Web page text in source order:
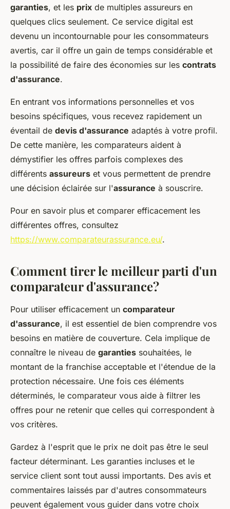
garanties, et les prix de multiples assureurs en
quelques clics seulement. Ce service digital est
devenu un incontournable pour les consommateurs
avertis, car il offre un gain de temps considérable et
la possibilité de faire des économies sur les contrats
d'assurance.
En entrant vos informations personnelles et vos
besoins spécifiques, vous recevez rapidement un
éventail de devis d'assurance adaptés à votre profil.
De cette manière, les comparateurs aident à
démystifier les offres parfois complexes des
différents assureurs et vous permettent de prendre
une décision éclairée sur l'assurance à souscrire.
Pour en savoir plus et comparer efficacement les
différentes offres, consultez
https://www.comparateurassurance.eu/.
Comment tirer le meilleur parti d'un
comparateur d'assurance?
Pour utiliser efficacement un comparateur
d'assurance, il est essentiel de bien comprendre vos
besoins en matière de couverture. Cela implique de
connaître le niveau de garanties souhaitées, le
montant de la franchise acceptable et l'étendue de la
protection nécessaire. Une fois ces éléments
déterminés, le comparateur vous aide à filtrer les
offres pour ne retenir que celles qui correspondent à
vos critères.
Gardez à l'esprit que le prix ne doit pas être le seul
facteur déterminant. Les garanties incluses et le
service client sont tout aussi importants. Des avis et
commentaires laissés par d'autres consommateurs
peuvent également vous guider dans votre choix